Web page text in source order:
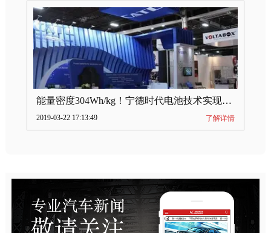
能量密度304Wh/kg！宁德时代电池技术实现突破
2019-03-22 17:13:49 了解详情